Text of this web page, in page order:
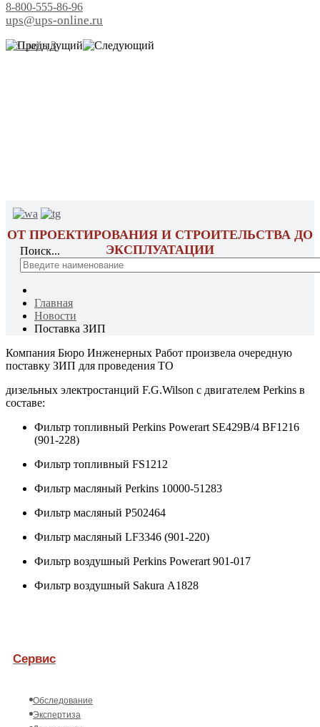
8-800-555-86-96
ups@ups-online.ru
ОТ ПРОЕКТИРОВАНИЯ И СТРОИТЕЛЬСТВА ДО
ЭКСПЛУАТАЦИИ
Поиск...
Главная
Новости
Поставка ЗИП
Компания Бюро Инженерных Работ произвела очередную
поставку ЗИП для проведения ТО
дизельных электростанций F.G.Wilson с двигателем Perkins в
составе:
Фильтр топливный Perkins Powerart SE429B/4 BF1216
(901-228)
Фильтр топливный FS1212
Фильтр масляный Perkins 10000-51283
Фильтр масляный Р502464
Фильтр масляный LF3346 (901-220)
Фильтр воздушный Perkins Powerart 901-017
Фильтр воздушный Sakura А1828
Сервис
Обследование
Экспертиза